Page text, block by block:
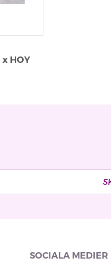
HOY
02
SOCIALA MEDIER